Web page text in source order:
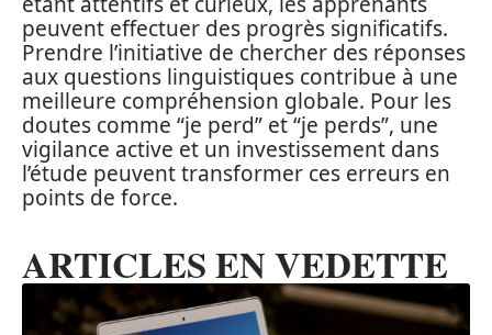
peuvent effectuer des progrès significatifs.
Prendre l’initiative de chercher des réponses
aux questions linguistiques contribue à une
meilleure compréhension globale. Pour les
doutes comme “je perd” et “je perds”, une
vigilance active et un investissement dans
l’étude peuvent transformer ces erreurs en
points de force.
ARTICLES EN VEDETTE